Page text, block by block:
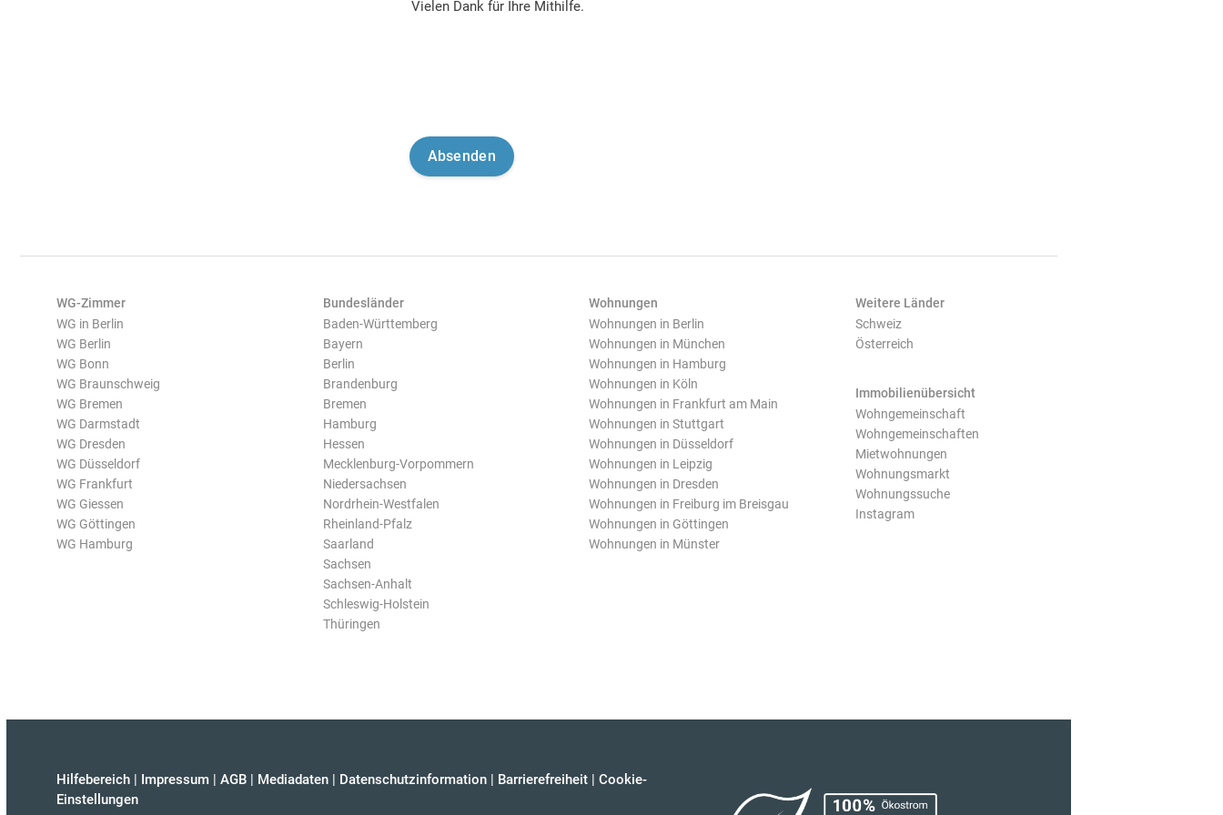
Vielen Dank für Ihre Mithilfe.
WG-Zimmer
WG in Berlin
WG Berlin
WG Bonn
WG Braunschweig
WG Bremen
WG Darmstadt
WG Dresden
WG Düsseldorf
WG Frankfurt
WG Giessen
WG Göttingen
WG Hamburg
Bundesländer
Baden-Württemberg
Bayern
Berlin
Brandenburg
Bremen
Hamburg
Hessen
Mecklenburg-Vorpommern
Niedersachsen
Nordrhein-Westfalen
Rheinland-Pfalz
Saarland
Sachsen
Sachsen-Anhalt
Schleswig-Holstein
Thüringen
Wohnungen
Wohnungen in Berlin
Wohnungen in München
Wohnungen in Hamburg
Wohnungen in Köln
Wohnungen in Frankfurt am Main
Wohnungen in Stuttgart
Wohnungen in Düsseldorf
Wohnungen in Leipzig
Wohnungen in Dresden
Wohnungen in Freiburg im Breisgau
Wohnungen in Göttingen
Wohnungen in Münster
Weitere Länder
Schweiz
Österreich
Immobilienübersicht
Wohngemeinschaft
Wohngemeinschaften
Mietwohnungen
Wohnungsmarkt
Wohnungssuche
Instagram
Hilfebereich | Impressum | AGB | Mediadaten | Datenschutzinformation | Barrierefreiheit | Cookie-
Einstellungen